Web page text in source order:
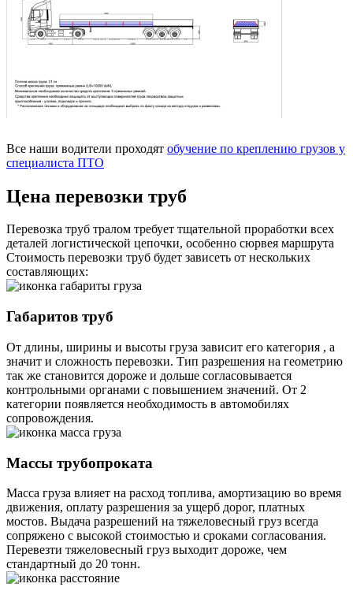
Все наши водители проходят обучение по креплению грузов у
специалиста ПТО
Цена перевозки труб
Перевозка труб тралом требует тщательной проработки всех
деталей логистической цепочки, особенно сюрвея маршрута
Стоимость перевозки труб будет зависеть от нескольких
составляющих:
Габаритов труб
От длины, ширины и высоты груза зависит его категория , а
значит и сложность перевозки. Тип разрешения на геометрию
так же становится дороже и дольше согласовывается
контрольными органами с повышением значений. От 2
категории появляется необходимость в автомобилях
сопровождения.
Массы трубопроката
Масса груза влияет на расход топлива, амортизацию во время
движения, оплату разрешения за ущерб дорог, платных
мостов. Выдача разрешений на тяжеловесный груз всегда
сопряжено с высокой стоимостью и сроками согласования.
Перевезти тяжеловесный груз выходит дороже, чем
стандартный до 20 тонн.